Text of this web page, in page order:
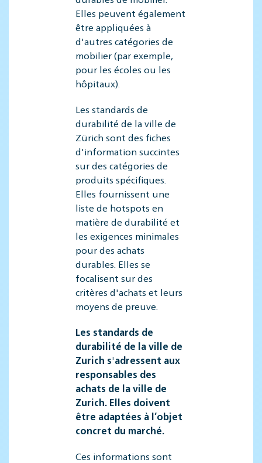
Elles peuvent également
être appliquées à
d'autres catégories de
mobilier (par exemple,
pour les écoles ou les
hôpitaux).
Les standards de
durabilité de la ville de
Zürich sont des fiches
d'information succintes
sur des catégories de
produits spécifiques.
Elles fournissent une
liste de hotspots en
matière de durabilité et
les exigences minimales
pour des achats
durables. Elles se
focalisent sur des
critères d'achats et leurs
moyens de preuve.
Les standards de
durabilité de la ville de
Zurich s'adressent aux
responsables des
achats de la ville de
Zurich. Elles doivent
être adaptées à l’objet
concret du marché.
Ces informations sont